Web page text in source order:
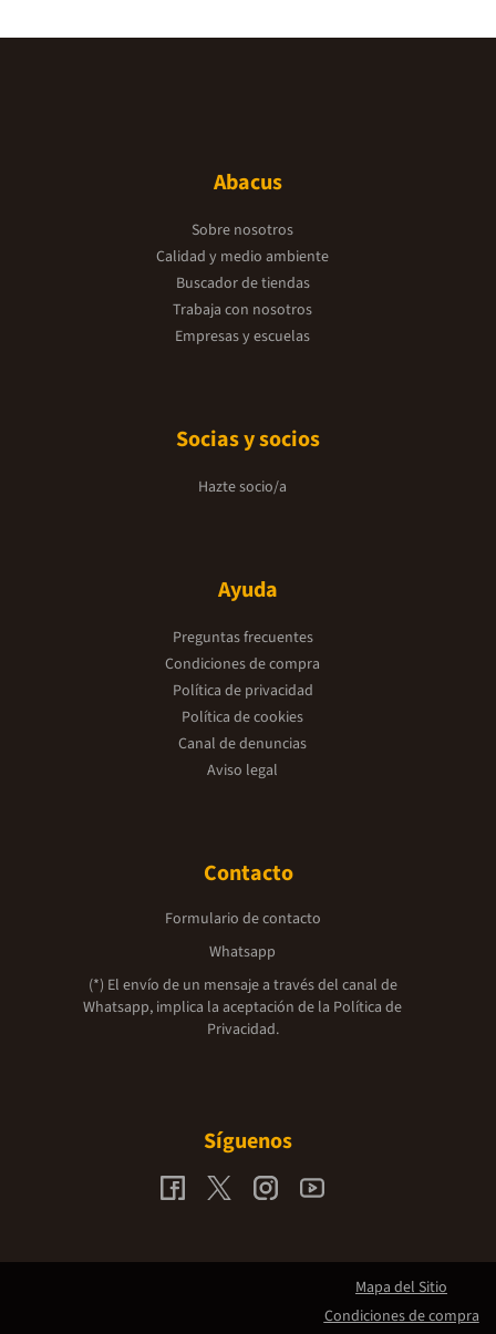
Abacus
Sobre nosotros
Calidad y medio ambiente
Buscador de tiendas
Trabaja con nosotros
Empresas y escuelas
Socias y socios
Hazte socio/a
Ayuda
Preguntas frecuentes
Condiciones de compra
Política de privacidad
Política de cookies
Canal de denuncias
Aviso legal
Contacto
Formulario de contacto
Whatsapp
(*) El envío de un mensaje a través del canal de
Whatsapp, implica la aceptación de la Política de
Privacidad.
Síguenos
Mapa del Sitio
Condiciones de compra